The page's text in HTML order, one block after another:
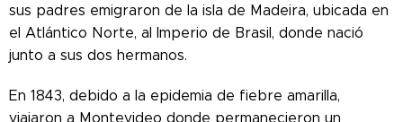
sus padres emigraron de la isla de Madeira, ubicada en
el Atlántico Norte, al Imperio de Brasil, donde nació
junto a sus dos hermanos.
En 1843, debido a la epidemia de fiebre amarilla,
viajaron a Montevideo donde permanecieron un